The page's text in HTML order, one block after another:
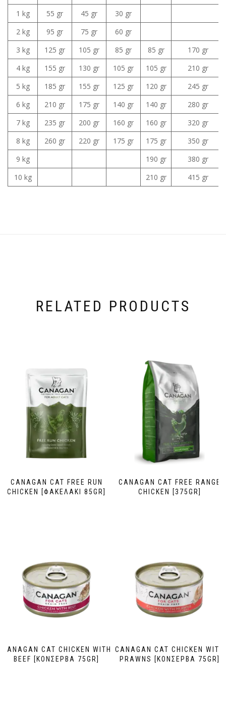
1 kg
55 gr 45 gr
30 gr
2 kg
95 gr 75 gr
60 gr
3 kg
125 gr 105 gr 85 gr 85 gr
170 gr
4 kg
155 gr 130 gr 105 gr 105 gr
210 gr
5 kg
185 gr 155 gr 125 gr 120 gr
245 gr
6 kg
210 gr 175 gr 140 gr 140 gr
280 gr
7 kg
235 gr 200 gr 160 gr 160 gr
320 gr
8 kg
260 gr 220 gr 175 gr 175 gr
350 gr
9 kg
190 gr
380 gr
10 kg
210 gr 415 gr
RELATED PRODUCTS
CANAGAN CAT FREE RUN
CHICKEN [ΦΑΚΕΛΑΚΙ 85GR]
CANAGAN CAT FREE RANGE
CHICKEN [375GR]
CANAGAN CAT CHICKEN WITH
BEEF [ΚΟΝΣΕΡΒΑ 75GR]
CANAGAN CAT CHICKEN WITH
PRAWNS [ΚΟΝΣΕΡΒΑ 75GR]